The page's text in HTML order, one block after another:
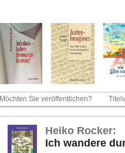
Möchten Sie veröffentlichen?
Heiko Ro­cker:
Ich wan­de­re